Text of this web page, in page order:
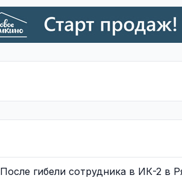
После гибели сотрудника в ИК-2 в